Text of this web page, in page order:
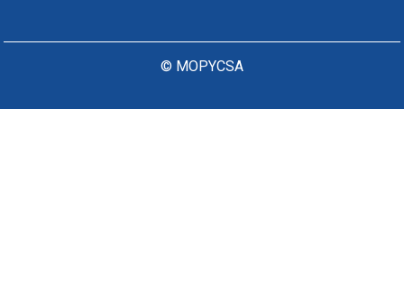
© MOPYCSA